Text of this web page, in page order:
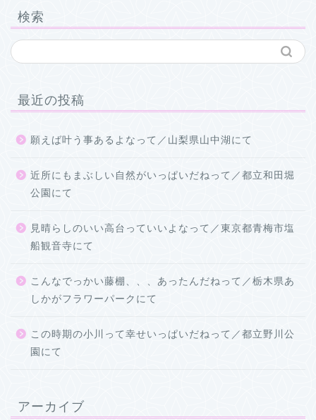
検索
最近の投稿
願えば叶う事あるよなって／山梨県山中湖にて
近所にもまぶしい自然がいっぱいだねって／都立和田堀
公園にて
見晴らしのいい高台っていいよなって／東京都青梅市塩
船観音寺にて
こんなでっかい藤棚、、、あったんだねって／栃木県あ
しかがフラワーパークにて
この時期の小川って幸せいっぱいだねって／都立野川公
園にて
アーカイブ